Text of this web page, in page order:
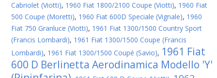
Cabriolet (Viotti), 1960 Fiat 1800/2100 Coupe (Viotti), 1960 Fiat
500 Coupe (Moretti), 1960 Fiat 600D Speciale (Vignale), 1960
Fiat 750 Granluce (Viotti), 1961 Fiat 1300/1500 Country Sport
(Francis Lombardi), 1961 Fiat 1300/1500 Coupe (Francis
Lombardi), 1961 Fiat 1300/1500 Coupé (Savio), 1961 Fiat
600 D Berlinetta Aerodinamica Modello 'Y'